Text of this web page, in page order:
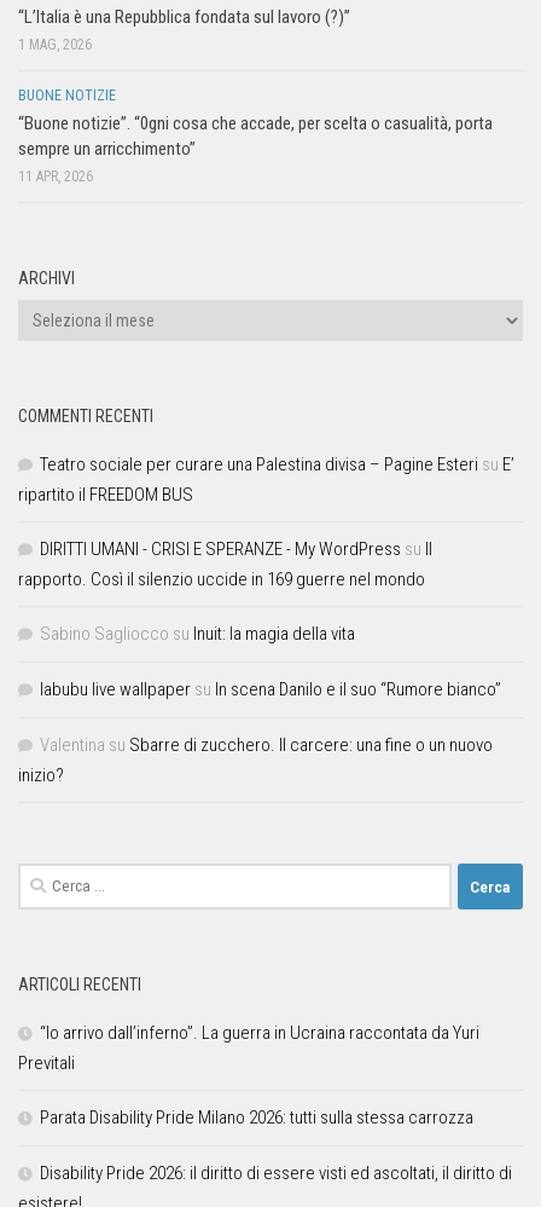
“L’Italia è una Repubblica fondata sul lavoro (?)”
1 MAG, 2026
BUONE NOTIZIE
“Buone notizie”. “0gni cosa che accade, per scelta o casualità, porta
sempre un arricchimento”
11 APR, 2026
ARCHIVI
COMMENTI RECENTI
Teatro sociale per curare una Palestina divisa – Pagine Esteri su E’
ripartito il FREEDOM BUS
DIRITTI UMANI - CRISI E SPERANZE - My WordPress su Il
rapporto. Così il silenzio uccide in 169 guerre nel mondo
Sabino Sagliocco su Inuit: la magia della vita
labubu live wallpaper su In scena Danilo e il suo “Rumore bianco”
Valentina su Sbarre di zucchero. Il carcere: una fine o un nuovo
inizio?
ARTICOLI RECENTI
“Io arrivo dall’inferno”. La guerra in Ucraina raccontata da Yuri
Previtali
Parata Disability Pride Milano 2026: tutti sulla stessa carrozza
Disability Pride 2026: il diritto di essere visti ed ascoltati, il diritto di